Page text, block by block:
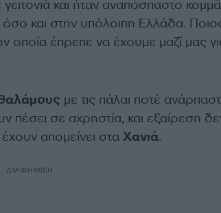
και ήταν αναπόσπαστο
και στην υπόλοιπη Ελλάδα.
οποία έπρεπε να έχουμε μαζί μας
με τις πάλαι ποτέ
πέσει σε αχρηστία, και εξαίρεση
απομείνει στα Χανιά.
ΔΙΑΦΗΜΙΣΗ